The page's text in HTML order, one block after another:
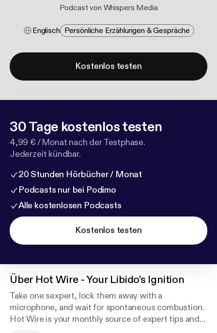
Podcast von Whispers Media
Englisch Persönliche Erzählungen & Gespräche
Kostenlos testen
30 Tage kostenlos testen
4,99 € / Monat nach der Testphase.
Jederzeit kündbar.
20 Stunden Hörbücher / Monat
Podcasts nur bei Podimo
Alle kostenlosen Podcasts
Kostenlos testen
Über Hot Wire - Your Libido's Ignition
Take one sexpert, lock them away with a
microphone, and wait for spontaneous combustion.
Hot Wire is your monthly source of expert tips and